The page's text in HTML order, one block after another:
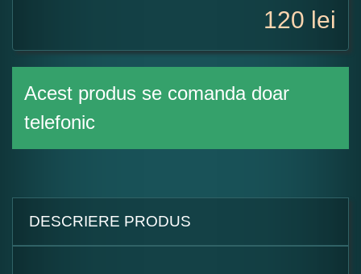
120 lei
Acest produs se comanda doar
telefonic
DESCRIERE PRODUS